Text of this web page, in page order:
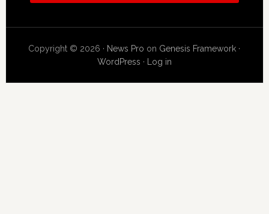
Copyright © 2026 · News Pro on Genesis Framework ·
WordPress · Log in